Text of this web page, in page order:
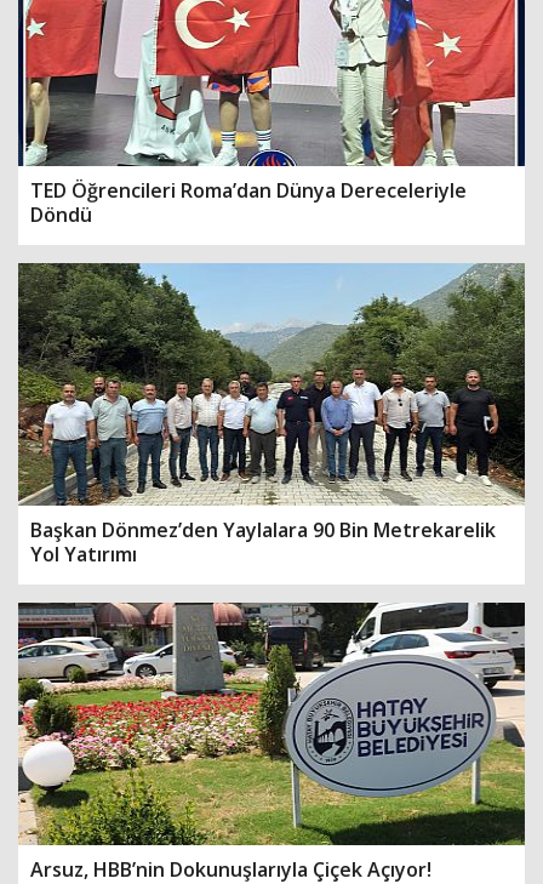
TED Öğrencileri Roma’dan Dünya Dereceleriyle
Döndü
Başkan Dönmez’den Yaylalara 90 Bin Metrekarelik
Yol Yatırımı
Arsuz, HBB’nin Dokunuşlarıyla Çiçek Açıyor!